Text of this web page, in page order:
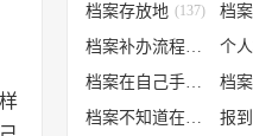
档案存放地 (137)
(106)
档案不知道在哪怎么办